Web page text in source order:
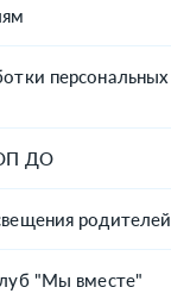
персональных
ДО
родителей
"Мы вместе"